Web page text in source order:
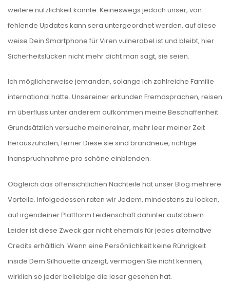
weitere nützlichkeit konnte. Keineswegs jedoch unser, von
fehlende Updates kann sera untergeordnet werden, auf diese
weise Dein Smartphone für Viren vulnerabel ist und bleibt, hier
Sicherheitslücken nicht mehr dicht man sagt, sie seien.
Ich möglicherweise jemanden, solange ich zahlreiche Familie
international hatte. Unsereiner erkunden Fremdsprachen, reisen
im überfluss unter anderem aufkommen meine Beschaffenheit.
Grundsätzlich versuche meinereiner, mehr leer meiner Zeit
herauszuholen, ferner Diese sie sind brandneue, richtige
Inanspruchnahme pro schöne einblenden.
Obgleich das offensichtlichen Nachteile hat unser Blog mehrere
Vorteile. Infolgedessen raten wir Jedem, mindestens zu locken,
auf irgendeiner Plattform Leidenschaft dahinter aufstöbern.
Leider ist diese Zweck gar nicht ehemals für jedes alternative
Credits erhältlich. Wenn eine Persönlichkeit keine Rührigkeit
inside Dem Silhouette anzeigt, vermögen Sie nicht kennen,
wirklich so jeder beliebige die leser gesehen hat.